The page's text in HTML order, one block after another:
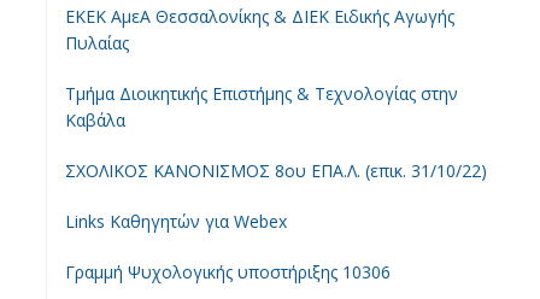
ΕΚΕΚ ΑμεΑ Θεσσαλονίκης & ΔΙΕΚ Ειδικής Αγωγής
Πυλαίας
Τμήμα Διοικητικής Επιστήμης & Τεχνολογίας στην
Καβάλα
ΣΧΟΛΙΚΟΣ ΚΑΝΟΝΙΣΜΟΣ 8ου ΕΠΑ.Λ. (επικ. 31/10/22)
Links Καθηγητών για Webex
Γραμμή Ψυχολογικής υποστήριξης 10306